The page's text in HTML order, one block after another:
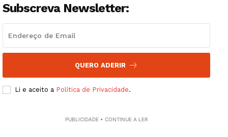
Subscreva Newsletter:
QUERO ADERIR
Li e aceito a Política de Privacidade.
PUBLICIDADE • CONTINUE A LER